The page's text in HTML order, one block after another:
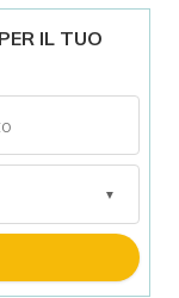
IL TUO